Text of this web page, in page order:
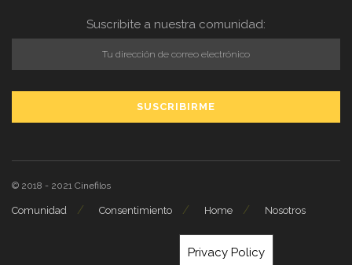
Suscribite a nuestra comunidad:
© 2018 - 2021 Cinefilos
Comunidad Consentimiento Home Nosotros
Privacy Policy